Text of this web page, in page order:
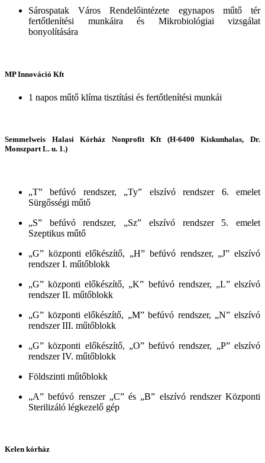
Sárospatak Város Rendelőintézete egynapos műtő tér
fertőtlenítési munkáira és Mikrobiológiai vizsgálat
bonyolítására
MP Innováció Kft
1 napos műtő klíma tisztítási és fertőtlenítési munkái
Semmelweis Halasi Kórház Nonprofit Kft (H-6400 Kiskunhalas, Dr.
Monszpart L. u. 1.)
„T” befúvó rendszer, „Ty” elszívó rendszer 6. emelet
Sürgősségi műtő
„S” befúvó rendszer, „Sz” elszívó rendszer 5. emelet
Szeptikus műtő
„G” központi előkészítő, „H” befúvó rendszer, „J” elszívó
rendszer I. műtőblokk
„G” központi előkészítő, „K” befúvó rendszer, „L” elszívó
rendszer II. műtőblokk
„G” központi előkészítő, „M” befúvó rendszer, „N” elszívó
rendszer III. műtőblokk
„G” központi előkészítő, „O” befúvó rendszer, „P” elszívó
rendszer IV. műtőblokk
Földszinti műtőblokk
„A” befúvó renszer „C” és „B” elszívó rendszer Központi
Sterilizáló légkezelő gép
Kelen kórház